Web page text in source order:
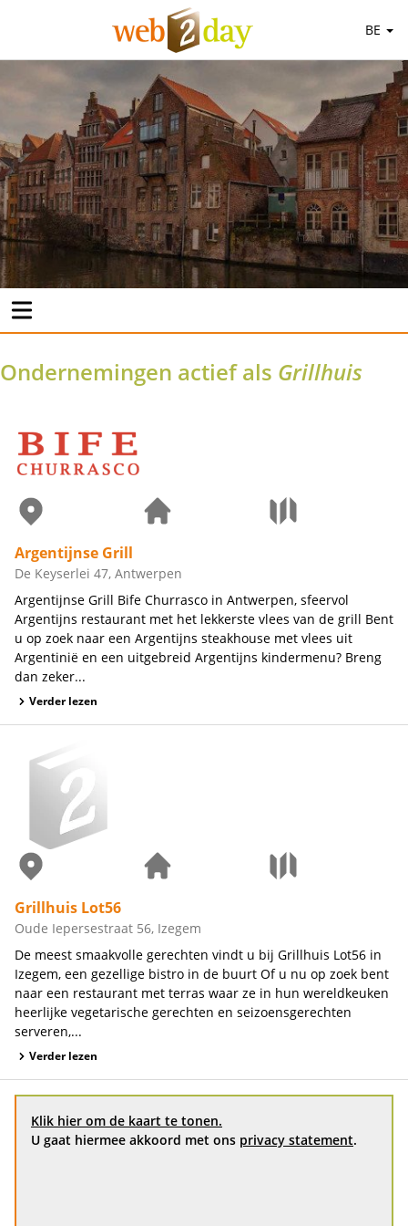
BE
Ondernemingen actief als Grillhuis
Argentijnse Grill
De Keyserlei 47, Antwerpen
Argentijnse Grill Bife Churrasco in Antwerpen, sfeervol
Argentijns restaurant met het lekkerste vlees van de grill Bent
u op zoek naar een Argentijns steakhouse met vlees uit
Argentinië en een uitgebreid Argentijns kindermenu? Breng
dan zeker...
Verder lezen
Grillhuis Lot56
Oude Iepersestraat 56, Izegem
De meest smaakvolle gerechten vindt u bij Grillhuis Lot56 in
Izegem, een gezellige bistro in de buurt Of u nu op zoek bent
naar een restaurant met terras waar ze in hun wereldkeuken
heerlijke vegetarische gerechten en seizoensgerechten
serveren,...
Verder lezen
Klik hier om de kaart te tonen.
U gaat hiermee akkoord met ons privacy statement.